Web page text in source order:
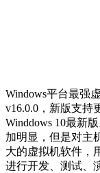
Windows平台最强
v16.0.0，新版支持
Winddows 10最新
加明显，但是对主
大的虚拟机软件，
进行开发、测试、